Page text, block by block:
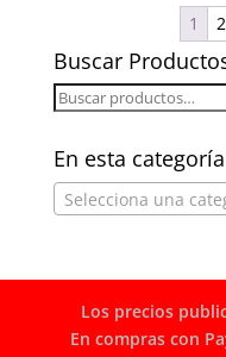
1 2
Buscar
Buscar
En esta categoría
Selecciona una
Los precios
En compras con